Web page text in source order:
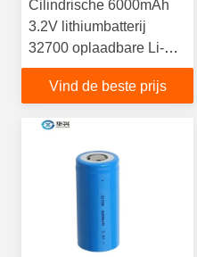
Cilindrische 6000mAh
3.2V lithiumbatterij
32700 oplaadbare Li-
ionbatterijen
Vind de beste prijs